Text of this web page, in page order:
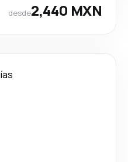
desde2,440 MXN